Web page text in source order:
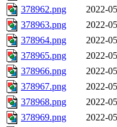
378962.png
2022-
378963.png
2022-
378964.png
2022-
378965.png
2022-
378966.png
2022-
378967.png
2022-
378968.png
2022-
378969.png
2022-